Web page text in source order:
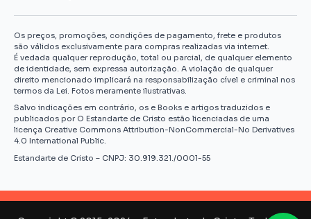
Os preços, promoções, condições de pagamento, frete e produtos
são válidos exclusivamente para compras realizadas via internet.
É vedada qualquer reprodução, total ou parcial, de qualquer elemento
de identidade, sem expressa autorização. A violação de qualquer
direito mencionado implicará na responsabilização cível e criminal nos
termos da Lei. Fotos meramente ilustrativas.
Salvo indicações em contrário, os e Books e artigos traduzidos e
publicados por O Estandarte de Cristo estão licenciadas de uma
licença Creative Commons Attribution-NonCommercial-No Derivatives
4.0 International Public.
Estandarte de Cristo – CNPJ: 30.919.321./0001-55